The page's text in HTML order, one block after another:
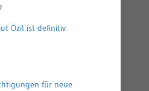
Özil ist definitiv
für neue